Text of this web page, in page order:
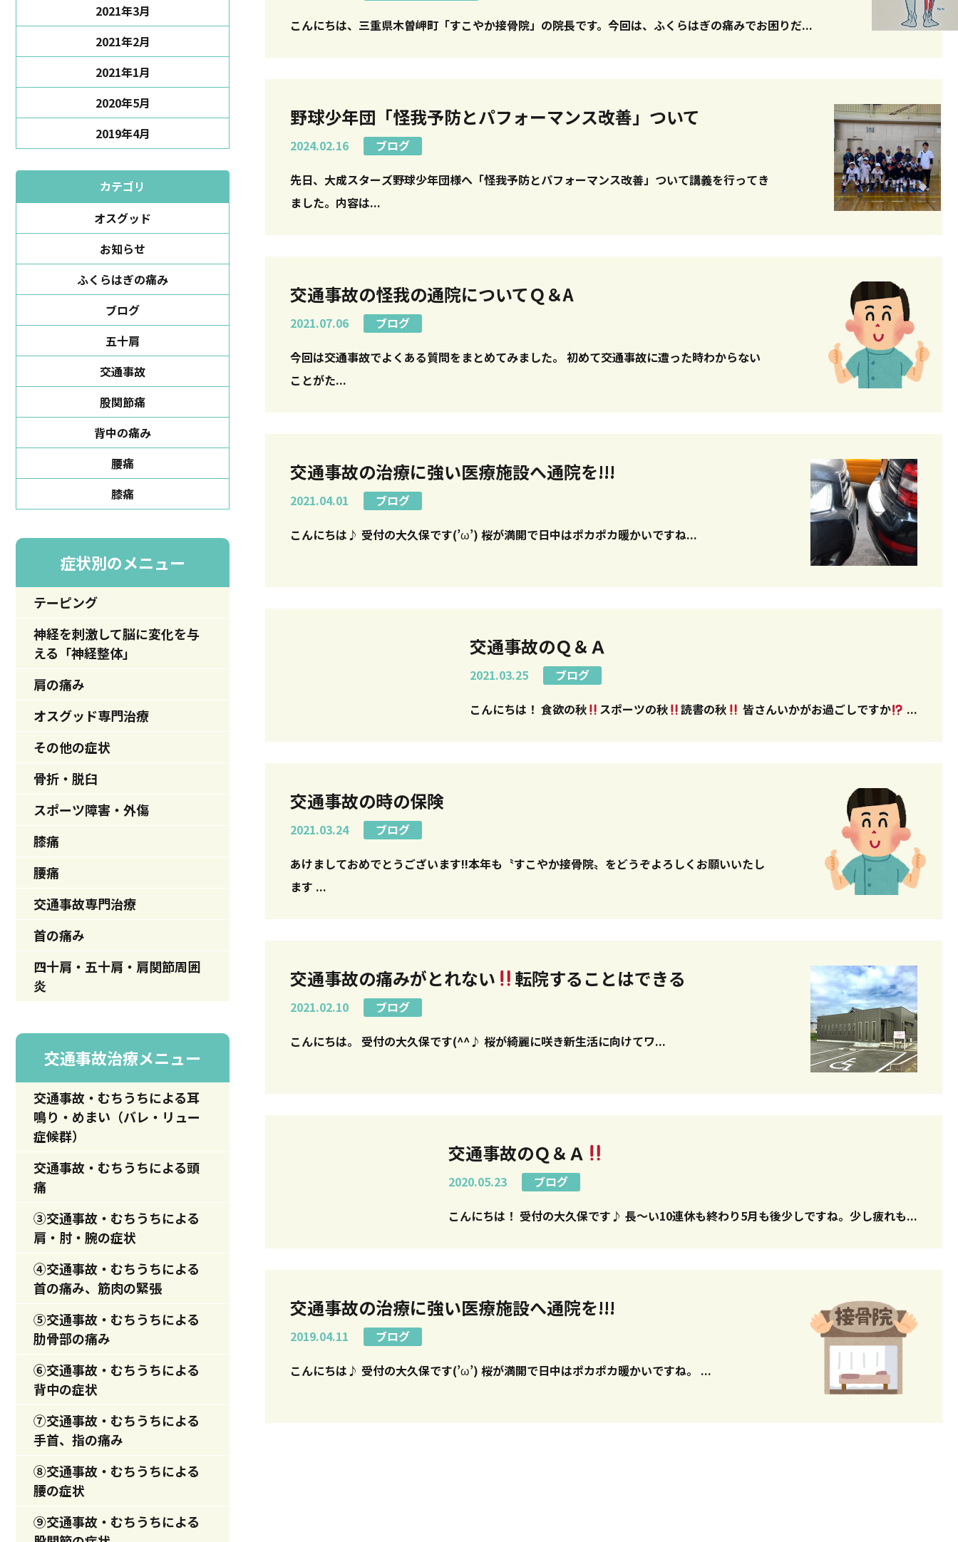
こんにちは、三重県木曽岬町「すこやか接骨院」の院長です。今回は、ふくらはぎの痛みでお困りだ...
野球少年団「怪我予防とパフォーマンス改善」ついて
2024.02.16
ブログ
先日、大成スターズ野球少年団様へ「怪我予防とパフォーマンス改善」ついて講義を行ってき
ました。内容は...
交通事故の怪我の通院についてＱ＆A
2021.07.06
ブログ
今回は交通事故でよくある質問をまとめてみました。 初めて交通事故に遭った時わからない
ことがた...
交通事故の治療に強い医療施設へ通院を!!!
2021.04.01
ブログ
こんにちは♪ 受付の大久保です(’ω’) 桜が満開で日中はポカポカ暖かいですね...
交通事故のＱ＆Ａ
2021.03.25
ブログ
こんにちは！ 食欲の秋
スポーツの秋 読書の秋 皆さんいかがお過ごしですか ...
交通事故の時の保険
2021.03.24
ブログ
あけましておめでとうございます!!本年も〝すこやか接骨院〟をどうぞよろしくお願いいたし
ます ...
交通事故の痛みがとれない 転院することはできる⁇
2021.02.10
ブログ
こんにちは。 受付の大久保です(^^♪ 桜が綺麗に咲き新生活に向けてワ...
交通事故のＱ＆Ａ
2020.05.23
ブログ
こんにちは！ 受付の大久保です♪ 長～い10連休も終わり5月も後少しですね。少し疲れも...
交通事故の治療に強い医療施設へ通院を!!!
2019.04.11
ブログ
こんにちは♪ 受付の大久保です(’ω’) 桜が満開で日中はポカポカ暖かいですね。 ...
2021年3月
2021年2月
2021年1月
2020年5月
2019年4月
カテゴリ
オスグッド
お知らせ
ふくらはぎの痛み
ブログ
五十肩
交通事故
股関節痛
背中の痛み
腰痛
膝痛
症状別のメニュー
テーピング
神経を刺激して脳に変化を与
える「神経整体」
肩の痛み
オスグッド専門治療
その他の症状
骨折・脱臼
スポーツ障害・外傷
膝痛
腰痛
交通事故専門治療
首の痛み
四十肩・五十肩・肩関節周囲
炎
交通事故治療メニュー
交通事故・むちうちによる耳
鳴り・めまい（バレ・リュー
症候群）
交通事故・むちうちによる頭
痛
③交通事故・むちうちによる
肩・肘・腕の症状
④交通事故・むちうちによる
首の痛み、筋肉の緊張
⑤交通事故・むちうちによる
肋骨部の痛み
⑥交通事故・むちうちによる
背中の症状
⑦交通事故・むちうちによる
手首、指の痛み
⑧交通事故・むちうちによる
腰の症状
⑨交通事故・むちうちによる